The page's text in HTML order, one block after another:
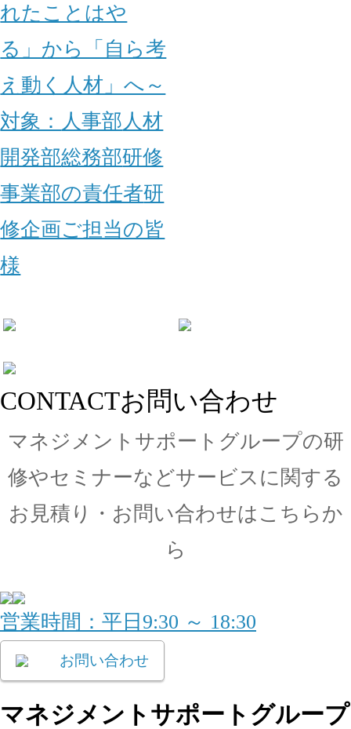
れたことはや
る」から「自ら考
え動く人材」へ～
対象： 人事部 人材
開発部総務部研修
事業部の責任者研
修企画ご担当の皆
様
CONTACTお問い合わせ
マネジメントサポートグループの研
修やセミナーなどサービスに関する
お見積り・ お問い合わせはこちらか
ら
営業時間：平日9:30 ～ 18:30
お問い合わせ
マネジメントサポートグループ